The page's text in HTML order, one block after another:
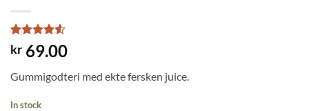
Rated4.5
out of 5
4
customer
kr 69.00
Gummigodteri med ekte fersken juice.
In stock